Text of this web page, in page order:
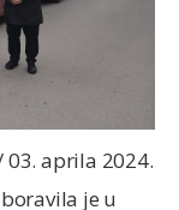
03. aprila 2024.
je u